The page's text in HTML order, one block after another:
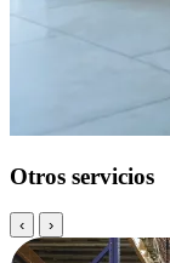
Otros servicios
‹ ›